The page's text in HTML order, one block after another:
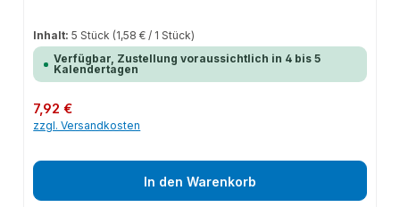
Inhalt:5 Stück (1,58 € / 1 Stück)
Verfügbar, Zustellung voraussichtlich in 4 bis 5
Kalendertagen
Regulärer Preis:
7,92 €
zzgl. Versandkosten
In den Warenkorb